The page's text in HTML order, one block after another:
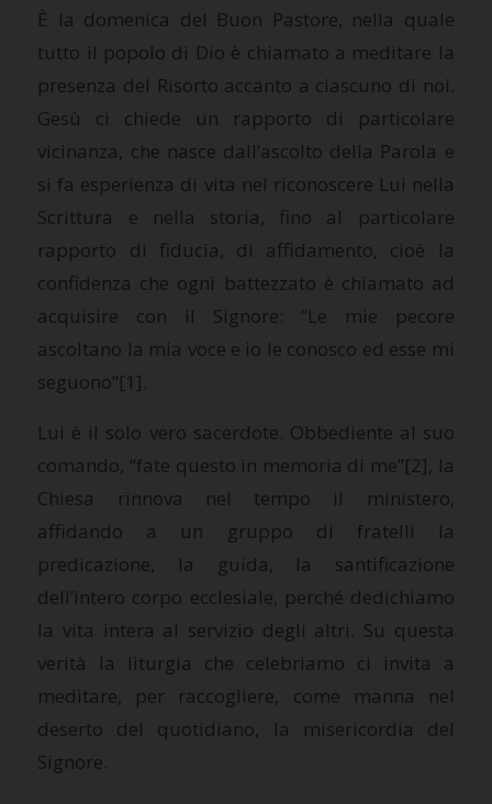
È la domenica del Buon Pastore, nella quale
tutto il popolo di Dio è chiamato a meditare la
presenza del Risorto accanto a ciascuno di noi.
Gesù ci chiede un rapporto di particolare
vicinanza, che nasce dall’ascolto della Parola e
si fa esperienza di vita nel riconoscere Lui nella
Scrittura e nella storia, fino al particolare
rapporto di fiducia, di affidamento, cioè la
confidenza che ogni battezzato è chiamato ad
acquisire con il Signore: “Le mie pecore
ascoltano la mia voce e io le conosco ed esse mi
seguono”[1].
Lui è il solo vero sacerdote. Obbediente al suo
comando, “fate questo in memoria di me”[2], la
Chiesa
rinnova nel tempo il ministero,
affidando a un gruppo di fratelli la
predicazione, la guida, la santificazione
dell’intero corpo ecclesiale, perché dedichiamo
la vita intera al servizio degli altri. Su questa
verità la liturgia che celebriamo ci invita a
meditare, per raccogliere, come manna nel
deserto del quotidiano, la misericordia del
Signore.